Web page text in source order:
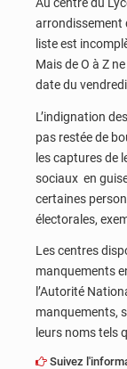
arrondissement
liste est
Mais de O à Z
date du
L’indignation
pas restée de
les captures de
sociaux en
certaines
électorales,
Les centres
manquements
l’Autorité
manquements,
leurs noms tels
Suivez